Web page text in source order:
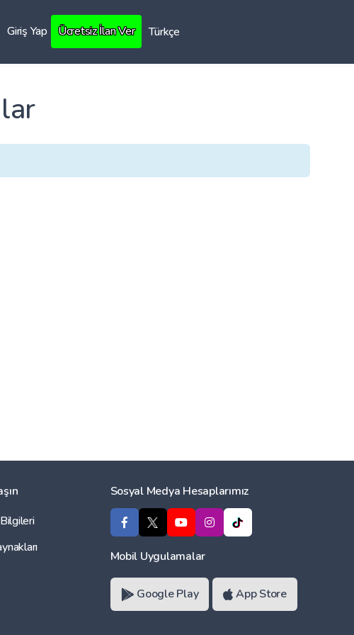
Giriş Yap Ücretsiz İlan Ver Türkçe
Sosyal Medya Hesaplarımız
Mobil Uygulamalar
Google Play App Store